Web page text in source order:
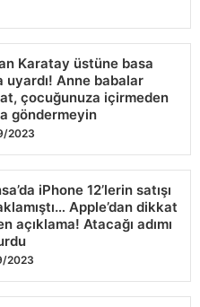
Karatay üstüne basa
uyardı! Anne babalar
çocuğunuza içirmeden
göndermeyin
2023
iPhone 12’lerin satışı
Apple’dan dikkat
açıklama! Atacağı adımı
2023